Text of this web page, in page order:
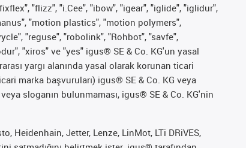
"flizz", "i.Cee", "ibow", "igear", "iglide", "iglidur",
"motion plastics", "motion polymers",
"reguse", "robolink", "Rohbot", "savfe",
"xiros" ve "yes" igus® SE & Co. KG'un yasal
yargı alanında yasal olarak korunan ticari
marka başvuruları) igus® SE & Co. KG veya
sloganın bulunmaması, igus® SE & Co. KG'nin
Heidenhain, Jetter, Lenze, LinMot, LTi DRiVES,